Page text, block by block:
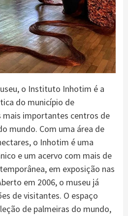
o Instituto Inhotim é a
do município de
mais importantes centros de
mundo. Com uma área de
o Inhotim é uma
e um acervo com mais de
em exposição nas
em 2006, o museu já
de visitantes. O espaço
de palmeiras do mundo,